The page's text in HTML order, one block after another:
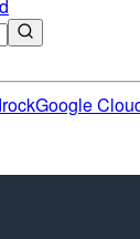
Google